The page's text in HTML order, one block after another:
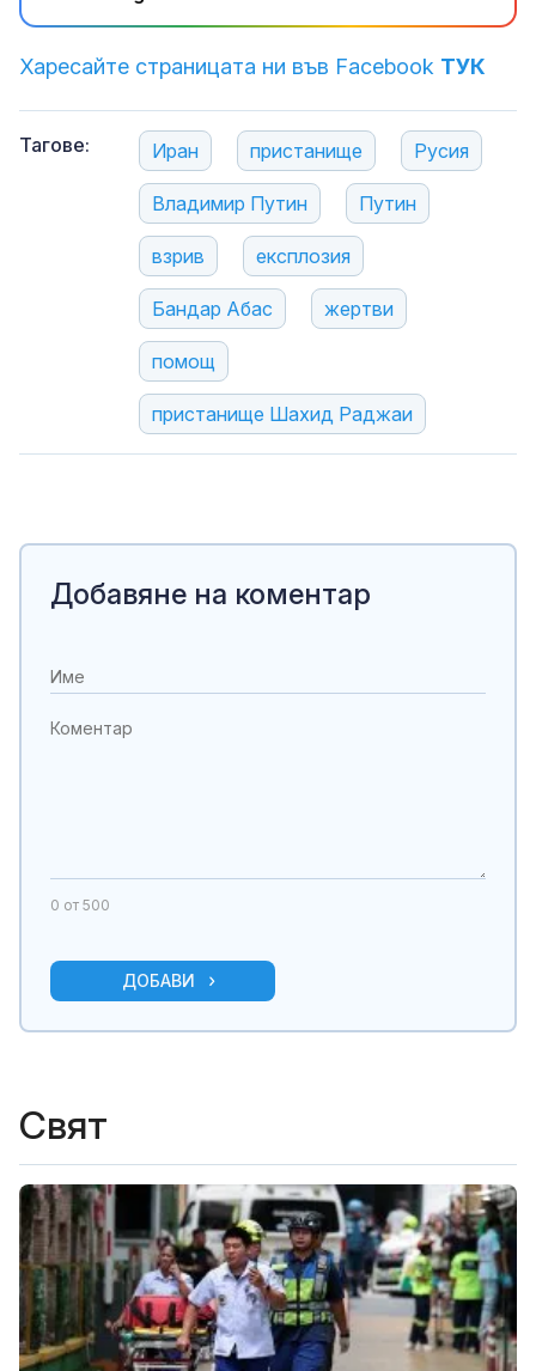
Харесайте страницата ни във Facebook ТУК
Тагове: Иран пристанище Русия
Владимир Путин Путин
взрив експлозия
Бандар Абас жертви
помощ
пристанище Шахид Раджаи
Добавяне на коментар
0 от 500
ДОБАВИ
Свят